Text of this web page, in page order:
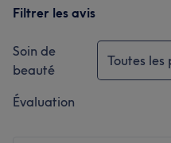
Filtrer les avis
Soin de
beauté
Toutes les
Évaluation